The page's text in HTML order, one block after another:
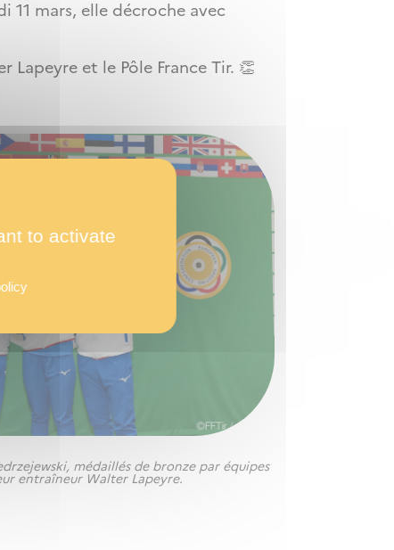
11 mars, elle décroche avec
et le Pôle France Tir. 👏
médaillés de bronze par équipes
entraîneur Walter Lapeyre.
to activate